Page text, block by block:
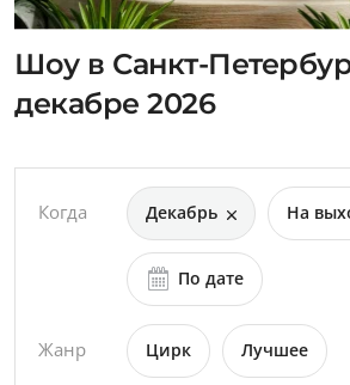
Шоу в Санкт-
декабре 2026
Когда Декабрь На
По дате
Жанр Цирк Лучшее